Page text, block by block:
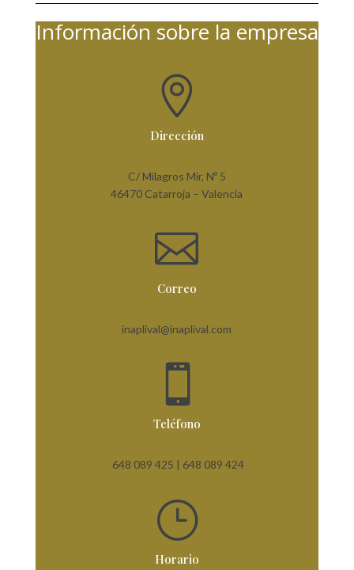
Información sobre la empresa

Dirección
C/ Milagros Mir, Nº 5
46470 Catarroja – Valencia

Correo
inaplival@inaplival.com

Teléfono
648 089 425 | 648 089 424
}
Horario